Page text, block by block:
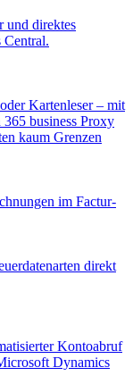
und direktes
Kartenleser – mit
business Proxy
kaum Grenzen
im Factur-
direkt
Kontoabruf
Dynamics